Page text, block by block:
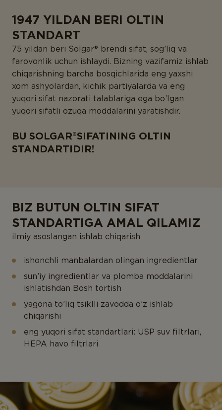
1947 YILDAN BERI OLTIN
STANDART
75 yildan beri Solgar® brendi sifat, sog’liq va
farovonlik uchun ishlaydi. Bizning vazifamiz ishlab
chiqarishning barcha bosqichlarida eng yaxshi
xom ashyolardan, kichik partiyalarda va eng
yuqori sifat nazorati talablariga ega bo’lgan
yuqori sifatli ozuqa moddalarini yaratishdir.
BU SOLGAR®SIFATINING OLTIN
STANDARTIDIR!
BIZ BUTUN OLTIN SIFAT
STANDARTIGA AMAL QILAMIZ
ilmiy asoslangan ishlab chiqarish
ishonchli manbalardan olingan ingredientlar
sun’iy ingredientlar va plomba moddalarini
ishlatishdan Bosh tortish
yagona to’liq tsiklli zavodda o’z ishlab
chiqarishi
eng yuqori sifat standartlari: USP suv filtrlari,
HEPA havo filtrlari